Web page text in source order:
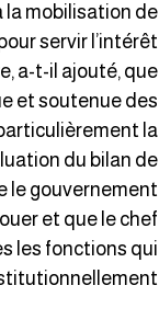
la mobilisation
servir
a-t-il ajouté,
et soutenue
du bilan
le
et que le
les fonctions